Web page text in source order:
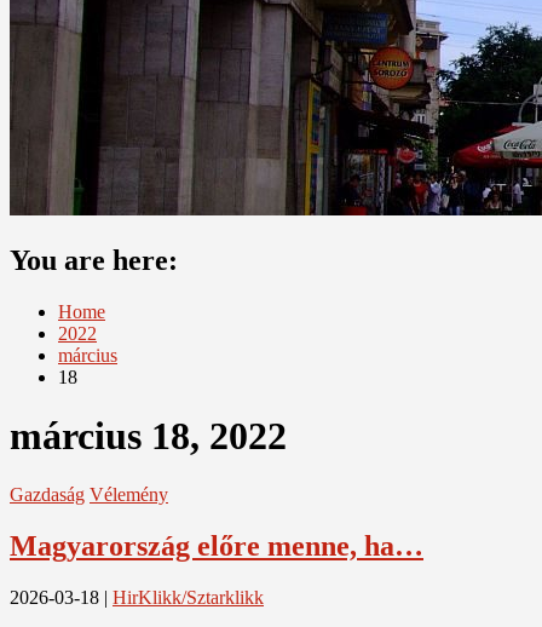
You are here:
Home
2022
március
18
március 18, 2022
Gazdaság Vélemény
Magyarország előre menne, ha…
2026-03-18 | HirKlikk/Sztarklikk